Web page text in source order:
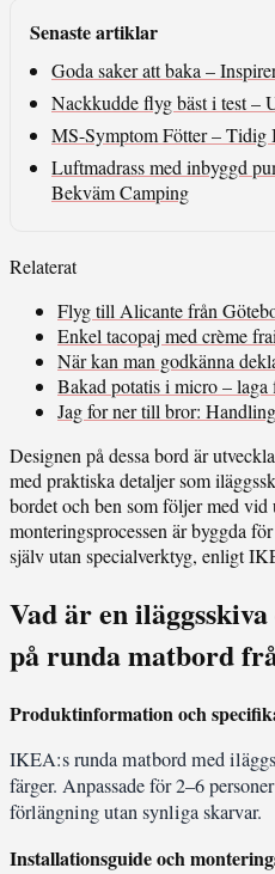
Senaste artiklar
Goda saker att baka –
Nackkudde flyg bäst i test –
MS-Symptom Fötter –
Luftmadrass med inbyggd
Bekväm Camping
Relaterat
Flyg till Alicante från
Enkel tacopaj med crème
När kan man godkänna
Bakad potatis i micro –
Jag for ner till bror:
Designen på dessa bord är
med praktiska detaljer som
bordet och ben som följer med
monteringsprocessen är byggda
själv utan specialverktyg, enligt
Vad är en
på runda matbord
Produktinformation och
IKEA:s runda matbord med
färger. Anpassade för 2–6
förlängning utan synliga skarvar.
Installationsguide och